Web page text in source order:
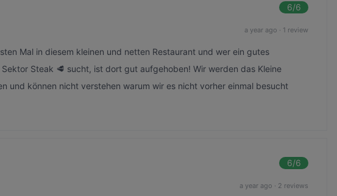
6/6
a year ago · 1 review
Mal in diesem kleinen und netten Restaurant und wer ein gutes
Steak 🥩 sucht, ist dort gut aufgehoben! Wir werden das Kleine
und können nicht verstehen warum wir es nicht vorher einmal besucht
6/6
a year ago · 2 reviews